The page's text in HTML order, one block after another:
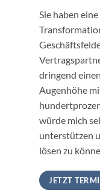
Sie haben
dringend
Augenhöhe
würde mich
unterstützen
lösen zu
JETZT